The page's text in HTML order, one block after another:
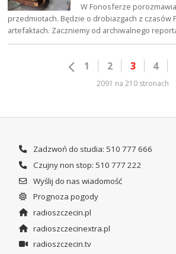
W Fonosferze
przedmiotach. Będzie o drobiazgach z czasów
artefaktach. Zaczniemy od archiwalnego
1 2 3 4
2091 na 210 stronach
Zadzwoń do studia: 510 777 666
Czujny non stop: 510 777 222
Wyślij do nas wiadomość
Prognoza pogody
radioszczecin.pl
radioszczecinextra.pl
radioszczecin.tv